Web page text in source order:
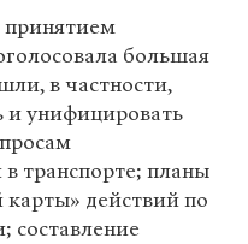
принятием
большая
в частности,
и унифицировать
транспорте; планы
действий по
составление